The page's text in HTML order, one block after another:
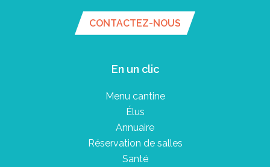
CONTACTEZ-NOUS
En un clic
Menu cantine
Élus
Annuaire
Réservation de salles
Santé